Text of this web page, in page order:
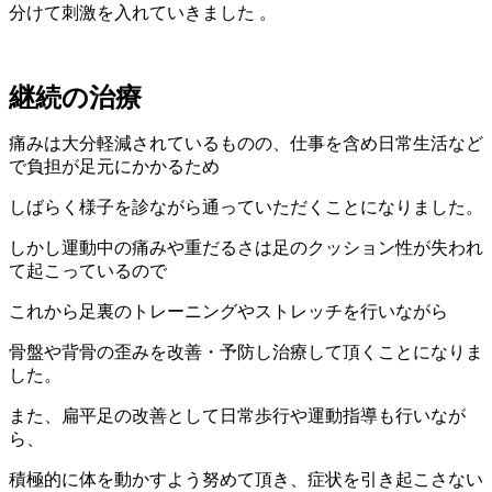
分けて刺激を入れていきました 。
継続の治療
痛みは大分軽減されているものの、仕事を含め日常生活など
で負担が足元にかかるため
しばらく様子を診ながら通っていただくことになりました。
しかし運動中の痛みや重だるさは足のクッション性が失われ
て起こっているので
これから足裏のトレーニングやストレッチを行いながら
骨盤や背骨の歪みを改善・予防し治療して頂くことになりま
した。
また、扁平足の改善として日常歩行や運動指導も行いなが
ら、
積極的に体を動かすよう努めて頂き、症状を引き起こさない